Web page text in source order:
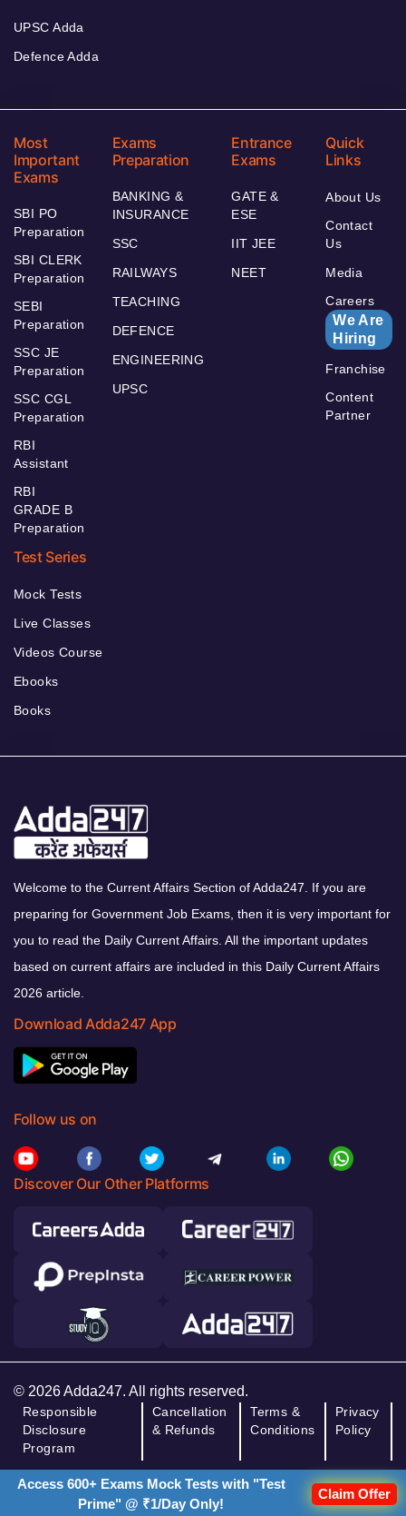
UPSC Adda
Defence Adda
Most
Important
Exams
SBI PO
Preparation
SBI CLERK
Preparation
SEBI
Preparation
SSC JE
Preparation
SSC CGL
Preparation
RBI
Assistant
RBI
GRADE B
Preparation
Exams
Preparation
BANKING &
INSURANCE
SSC
RAILWAYS
TEACHING
DEFENCE
ENGINEERING
UPSC
Entrance
Exams
GATE &
ESE
IIT JEE
NEET
Quick
Links
About Us
Contact
Us
Media
Careers
We Are
Hiring
Franchise
Content
Partner
Test Series
Mock Tests
Live Classes
Videos Course
Ebooks
Books
Welcome to the Current Affairs Section of Adda247. If you are
preparing for Government Job Exams, then it is very important for
you to read the Daily Current Affairs. All the important updates
based on current affairs are included in this Daily Current Affairs
2026 article.
Download Adda247 App
Follow us on
Discover Our Other Platforms
© 2026 Adda247. All rights reserved.
Responsible
Disclosure
Program
Cancellation
& Refunds
Terms &
Conditions
Privacy
Policy
Access 600+ Exams Mock Tests with "Test
Prime" @ ₹1/Day Only!
Claim Offer